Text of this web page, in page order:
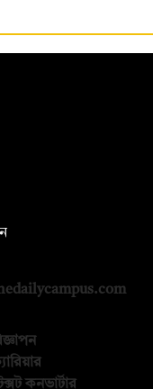
কনভার্টার